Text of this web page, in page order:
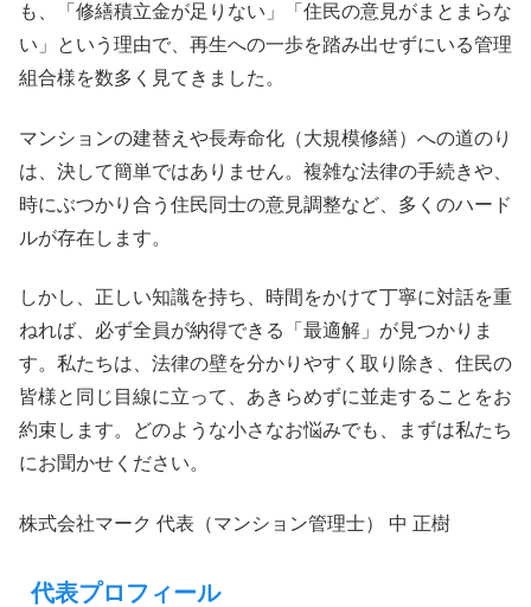
も、「修繕積立金が足りない」「住民の意見がまとまらな
い」という理由で、再生への一歩を踏み出せずにいる管理
組合様を数多く見てきました。
マンションの建替えや長寿命化（大規模修繕）への道のり
は、決して簡単ではありません。複雑な法律の手続きや、
時にぶつかり合う住民同士の意見調整など、多くのハード
ルが存在します。
しかし、正しい知識を持ち、時間をかけて丁寧に対話を重
ねれば、必ず全員が納得できる「最適解」が見つかりま
す。私たちは、法律の壁を分かりやすく取り除き、住民の
皆様と同じ目線に立って、あきらめずに並走することをお
約束します。どのような小さなお悩みでも、まずは私たち
にお聞かせください。
株式会社マーク 代表（マンション管理士） 中 正樹
代表プロフィール